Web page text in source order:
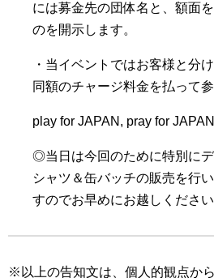
には募金先の団体名と、額面
のを開示します。
・当イベントではお客様と分
同額のチャージ料金を払って
play for JAPAN, pray for JAPAN
◎当日は今回のために特別に
シャツ＆缶バッチの販売を行
すのでお早めにお越しくださ
※以上の告知文は、個人的観点か